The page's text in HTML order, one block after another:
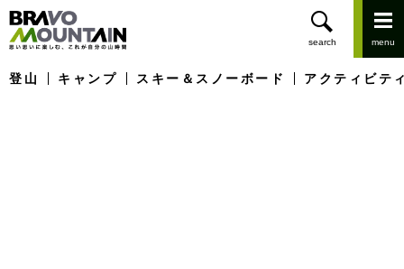
登山 キャンプ スキー＆スノーボード アクティビテ